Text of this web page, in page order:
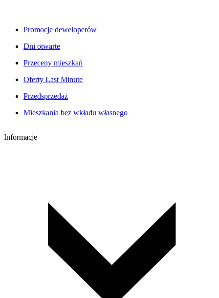
Promocje deweloperów
Dni otwarte
Przeceny mieszkań
Oferty Last Minute
Przedsprzedaż
Mieszkania bez wkładu własnego
Informacje